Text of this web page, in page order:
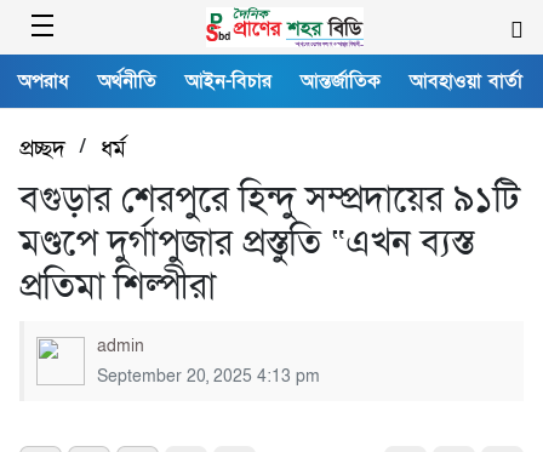
অপরাধ অর্থনীতি আইন-বিচার আন্তর্জাতিক আবহাওয়া বার্তা
প্রচ্ছদ/ ধর্ম
বগুড়ার শেরপুরে হিন্দু সম্প্রদায়ের ৯১টি
মণ্ডপে দুর্গাপুজার প্রস্তুতি “এখন ব্যস্ত
প্রতিমা শিল্পীরা
admin
September 20, 2025 4:13 pm